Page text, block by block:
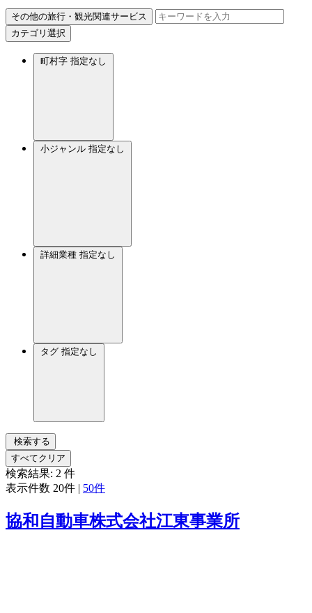
その他の旅行・観光関連サービス
カテゴリ選択
町村字 指定なし
小ジャンル 指定なし
詳細業種 指定なし
タグ 指定なし
検索する
すべてクリア
検索結果: 2 件
表示件数 20件 | 50件
協和自動車株式会社江東事業所